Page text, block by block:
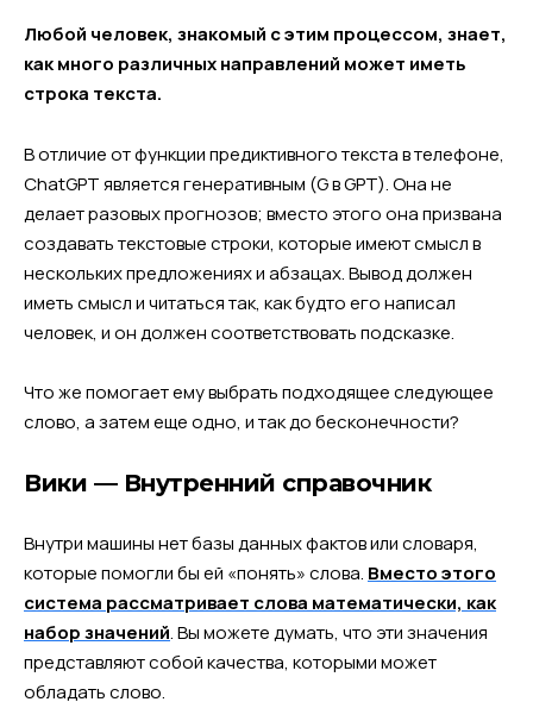
Любой человек, знакомый с этим процессом, знает,
как много различных направлений может иметь
строка текста.
В отличие от функции предиктивного текста в телефоне,
ChatGPT является генеративным (G в GPT). Она не
делает разовых прогнозов; вместо этого она призвана
создавать текстовые строки, которые имеют смысл в
нескольких предложениях и абзацах. Вывод должен
иметь смысл и читаться так, как будто его написал
человек, и он должен соответствовать подсказке.
Что же помогает ему выбрать подходящее следующее
слово, а затем еще одно, и так до бесконечности?
Вики — Внутренний справочник
Внутри машины нет базы данных фактов или словаря,
которые помогли бы ей «понять» слова. Вместо этого
система рассматривает слова математически, как
набор значений. Вы можете думать, что эти значения
представляют собой качества, которыми может
обладать слово.